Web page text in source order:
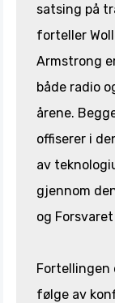
satsing på
forteller
Armstrong
både radio
årene.
offiserer i
av
gjennom
og
Fortellingen
følge av